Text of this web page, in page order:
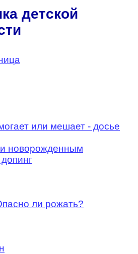
детской
или мешает - досье
новорожденным
ли рожать?